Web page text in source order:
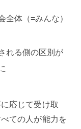
全体（=みんな）
れる側の区別が
応じて受け取
ての人が能力を